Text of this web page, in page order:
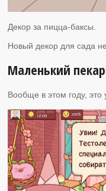
Декор за пицца-баксы.
Новый декор для сада
Маленький
Вообще в этом году,